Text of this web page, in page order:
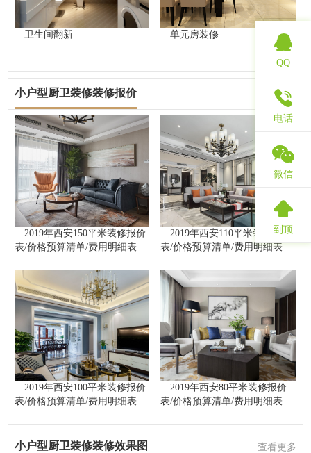
卫生间翻新 单元房装修
小户型厨卫装修装修报价 查看更多
2019年西安150平米装修报价
表/价格预算清单/费用明细表
2019年西安110平米装修报价
表/价格预算清单/费用明细表
2019年西安100平米装修报价
表/价格预算清单/费用明细表
2019年西安80平米装修报价
表/价格预算清单/费用明细表
小户型厨卫装修装修效果图 查看更多
QQ
电话
微信
到顶